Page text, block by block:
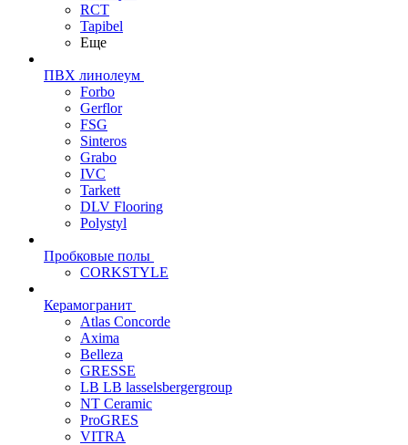
RCT
Tapibel
Еще
ПВХ линолеум
Forbo
Gerflor
FSG
Sinteros
Grabo
IVC
Tarkett
DLV Flooring
Polystyl
Пробковые полы
CORKSTYLE
Керамогранит
Atlas Concorde
Axima
Belleza
GRESSE
LB LB lasselsbergergroup
NT Ceramic
ProGRES
VITRA